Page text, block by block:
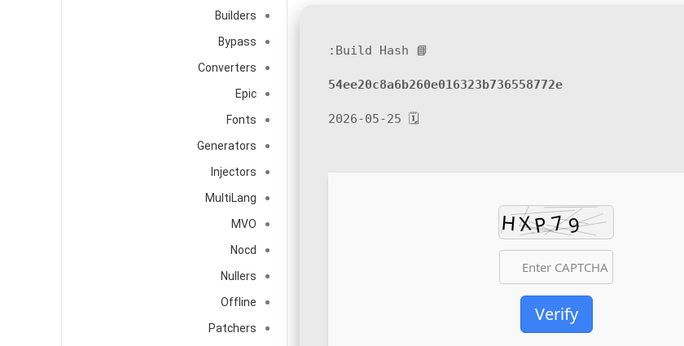
📘 Build Hash:
54ee20c8a6b260e016323b736558772e
🗓 2026-05-25
Verify
Builders
Bypass
Converters
Epic
Fonts
Generators
Injectors
MultiLang
MVO
Nocd
Nullers
Offline
Patchers